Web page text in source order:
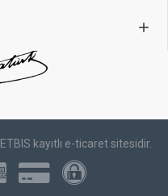
ETBIS kayıtlı e-ticaret sitesidir.